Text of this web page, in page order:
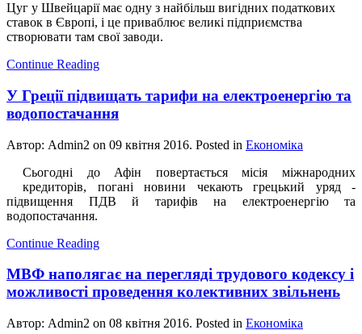
Цуг у Швейцарії має одну з найбільш вигідних податкових
ставок в Європі, і це приваблює великі підприємства
створювати там свої заводи.
Continue Reading
У Греції підвищать тарифи на електроенергію та
водопостачання
Автор: Admin2 on 09 квітня 2016. Posted in Економіка
​Сьогодні до Афін повертається місія міжнародних
кредиторів, погані новини чекають грецький уряд -
підвищення ПДВ й тарифів на електроенергію та
водопостачання.
Continue Reading
МВФ наполягає на перегляді трудового кодексу і
можливості проведення колективних звільнень
Автор: Admin2 on 08 квітня 2016. Posted in Економіка